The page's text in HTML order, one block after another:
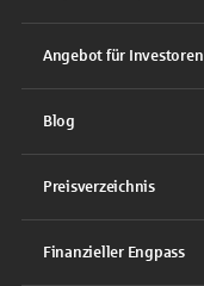
Angebot für Investoren
Blog
Preisverzeichnis
Finanzieller Engpass